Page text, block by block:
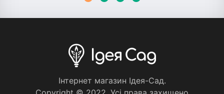
Iнтернет магазин Iдея-Сад.